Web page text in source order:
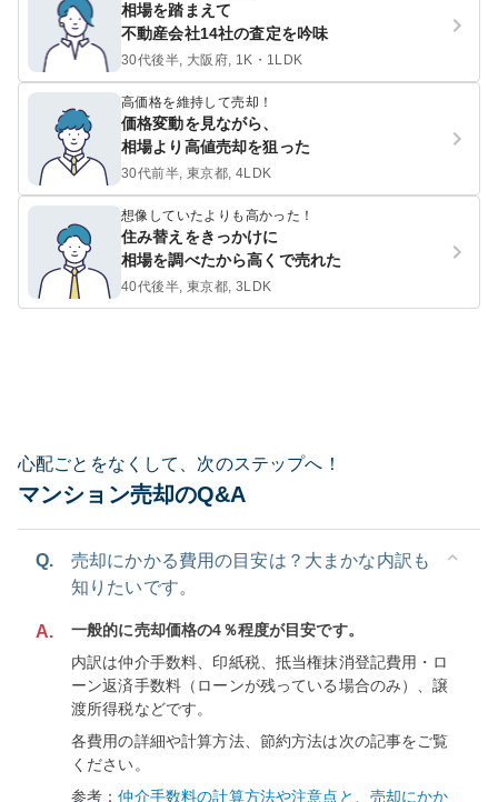
相場を踏まえて
不動産会社14社の査定を吟味
30代後半, 大阪府, 1K・1LDK
高価格を維持して売却！
価格変動を見ながら、
相場より高値売却を狙った
30代前半, 東京都, 4LDK
想像していたよりも高かった！
住み替えをきっかけに
相場を調べたから高くで売れた
40代後半, 東京都, 3LDK
心配ごとをなくして、次のステップへ！
マンション売却のQ&A
Q.
売却にかかる費用の目安は？大まかな内訳も
知りたいです。
A.
一般的に売却価格の4％程度が目安です。
内訳は仲介手数料、印紙税、抵当権抹消登記費用・ロ
ーン返済手数料（ローンが残っている場合のみ）、譲
渡所得税などです。
各費用の詳細や計算方法、節約方法は次の記事をご覧
ください。
参考：仲介手数料の計算方法や注意点と、売却にかか